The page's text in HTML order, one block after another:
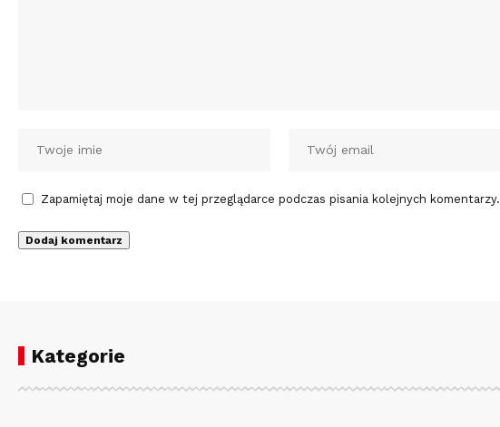
Zapamiętaj moje dane w tej przeglądarce podczas pisania kolejnych komentarzy.
Kategorie